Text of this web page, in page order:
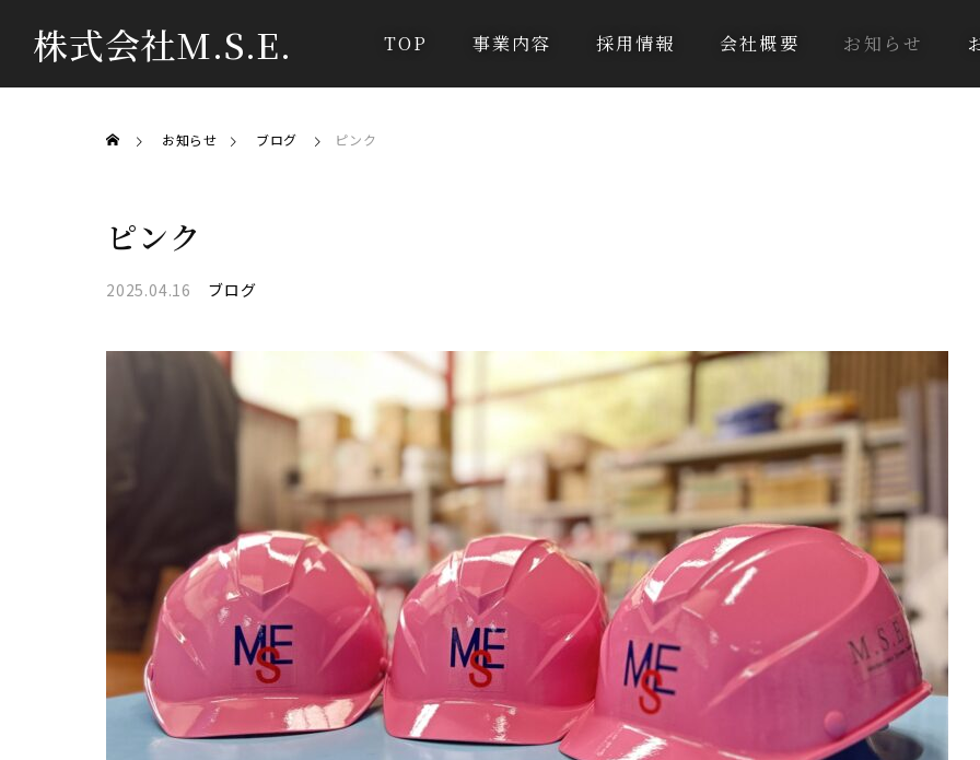
株式会社M.S.E. TOP 事業内容 採用情報 会社概要 お知らせ
お知らせ ブログ ピンク
ピンク
2025.04.16 ブログ